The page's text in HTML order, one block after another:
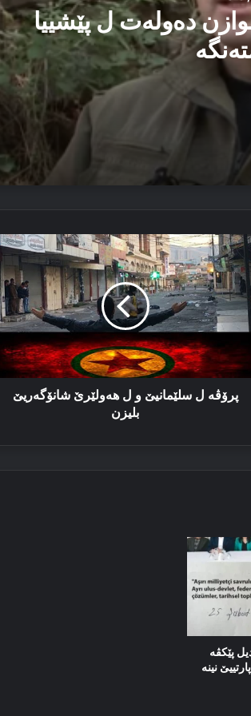
دەولەت ل پێشییا
ئاستەنگە
دا
پرۆڤە ل سلێمانیێ و ل ھەولێرێ شانۆگەریێ
بلیزن
پێکڤە
نینە